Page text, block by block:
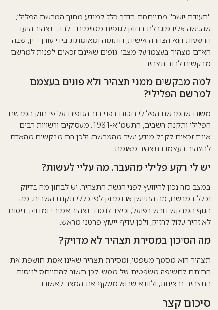
"תעודת יושר" מתייחסת בדרך כלל למידע מתוך המרשם הפלילי,
שהגישה אליו מוגבלת בחוק לגופים מסוימים בלבד. תצהיר היעדר
הרשעות הוא הצהרה אישית, חתומה ומאומתת בידי עורך דין, שבה
האדם מצהיר בעצמו על מצבו. גופים שאינם זכאים לפנות למרשם
מבקשים לרוב תצהיר.
למה מבקשים ממני תצהיר ולא פונים בעצמם
למרשם הפלילי?
משום שהמרשם הפלילי חסום בפני רוב הגופים על פי חוק המרשם
הפלילי ותקנת השבים, התשמ"א-1981. מעסיקים ורשויות רבים
אינם זכאים לקבל מידע ישיר מהמרשם, ולכן הם מבקשים מהאדם
להצהיר בעצמו בתצהיר מאומת.
יש לי רקע פלילי מהעבר. מה עליי לעשות?
במצב כזה נכון להיוועץ לפני הגשת התצהיר. יש לבחון מה בדיוק
נכלל במרשם, מה התיישן או נמחק לפי כללי תקנת השבים, מה
הגוף המבקש דורש בפועל, וכיצד לנסח תצהיר אמיתי ומדויק. ניסוח
לא זהיר עלול להזיק, ולכן עדיף ייעוץ פרטני מראש.
מה הסיכון במסירת תצהיר לא מדויק?
תצהיר הוא מסמך משפטי, ומסירת תצהיר שאינו אמת חושפת את
החותם לחשיפה משפטית של ממש. לכן חשוב להתייחס לניסוח
התצהיר ברצינות, ולוודא שהוא משקף את המצב לאשורו.
סיכום קצר